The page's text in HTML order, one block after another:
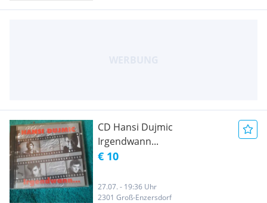
CD Hansi Dujmic 
Irgendwann...
€ 10
27.07. - 19:36 Uhr
2301 Groß-Enzersdorf